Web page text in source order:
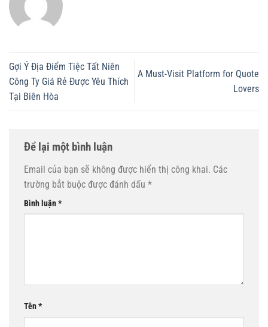
Gợi Ý Địa Điểm Tiệc Tất Niên
Công Ty Giá Rẻ Được Yêu Thích
Tại Biên Hòa
A Must-Visit Platform for Quote
Lovers
Để lại một bình luận
Email của bạn sẽ không được hiển thị công khai. Các
trường bắt buộc được đánh dấu *
Bình luận*
Tên*